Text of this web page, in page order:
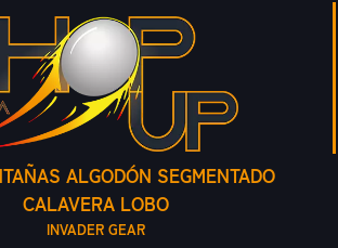
ALGODÓN SEGMENTADO
CALAVERA LOBO
INVADER GEAR